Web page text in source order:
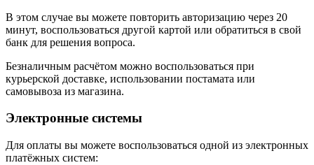
В этом случае вы можете повторить авторизацию через 20
минут, воспользоваться другой картой или обратиться в свой
банк для решения вопроса.
Безналичным расчётом можно воспользоваться при
курьерской доставке, использовании постамата или
самовывоза из магазина.
Электронные системы
Для оплаты вы можете воспользоваться одной из электронных
платёжных систем: